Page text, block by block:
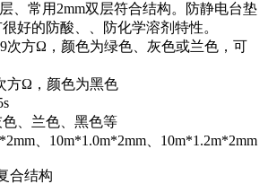
、常用2mm双层符合结构。防静电台垫
好的防酸、、防化学溶剂特性。
次方Ω，颜色为绿色、灰色或兰色，可
方Ω，颜色为黑色
、兰色、黑色等
、10m*1.0m*2mm、10m*1.2m*2mm
合结构